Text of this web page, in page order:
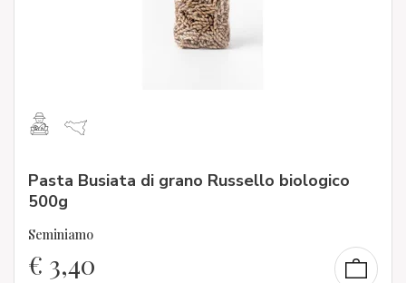
Pasta Busiata di grano Russello biologico
500g
Seminiamo
€ 3,40